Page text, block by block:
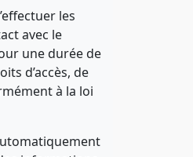
les
avec le
une durée de
d’accès, de
à la loi